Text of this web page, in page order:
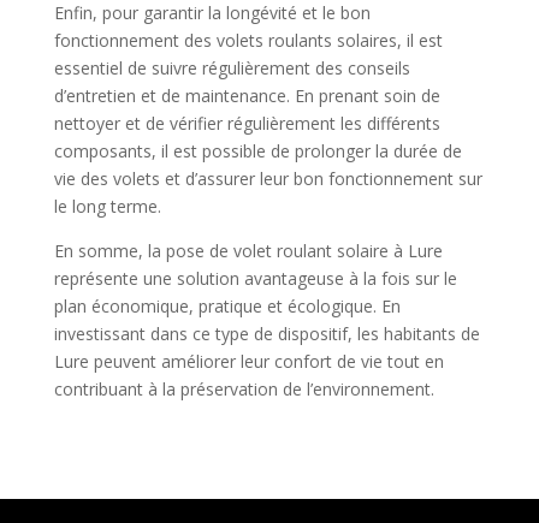
Enfin, pour garantir la longévité et le bon
fonctionnement des volets roulants solaires, il est
essentiel de suivre régulièrement des conseils
d’entretien et de maintenance. En prenant soin de
nettoyer et de vérifier régulièrement les différents
composants, il est possible de prolonger la durée de
vie des volets et d’assurer leur bon fonctionnement sur
le long terme.
En somme, la pose de volet roulant solaire à Lure
représente une solution avantageuse à la fois sur le
plan économique, pratique et écologique. En
investissant dans ce type de dispositif, les habitants de
Lure peuvent améliorer leur confort de vie tout en
contribuant à la préservation de l’environnement.